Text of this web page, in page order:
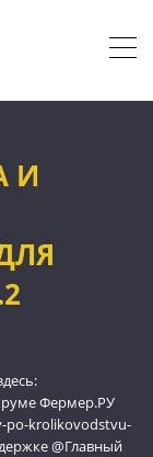
И
Фермер.РУ
po-krolikovodstvu-
@Главный